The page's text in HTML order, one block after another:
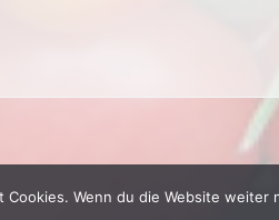
Cookies. Wenn du die Website